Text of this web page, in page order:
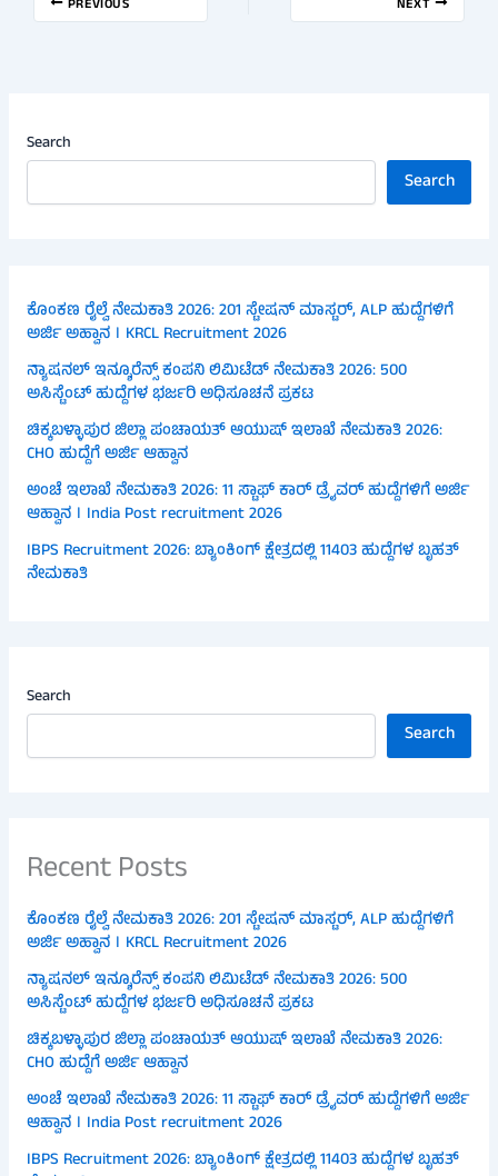
PREVIOUS NEXT
Search
Search
ಕೊಂಕಣ ರೈಲ್ವೆ ನೇಮಕಾತಿ 2026: 201 ಸ್ಟೇಷನ್ ಮಾಸ್ಟರ್, ALP ಹುದ್ದೆಗಳಿಗೆ
ಅರ್ಜಿ ಅಹ್ವಾನ । KRCL Recruitment 2026
ನ್ಯಾಷನಲ್ ಇನ್ಶೂರೆನ್ಸ್ ಕಂಪನಿ ಲಿಮಿಟೆಡ್ ನೇಮಕಾತಿ 2026: 500
ಅಸಿಸ್ಟೆಂಟ್ ಹುದ್ದೆಗಳ ಭರ್ಜರಿ ಅಧಿಸೂಚನೆ ಪ್ರಕಟ
ಚಿಕ್ಕಬಳ್ಳಾಪುರ ಜಿಲ್ಲಾ ಪಂಚಾಯತ್ ಆಯುಷ್ ಇಲಾಖೆ ನೇಮಕಾತಿ 2026:
CHO ಹುದ್ದೆಗೆ ಅರ್ಜಿ ಆಹ್ವಾನ
ಅಂಚೆ ಇಲಾಖೆ ನೇಮಕಾತಿ 2026: 11 ಸ್ಟಾಫ್ ಕಾರ್ ಡ್ರೈವರ್ ಹುದ್ದೆಗಳಿಗೆ ಅರ್ಜಿ
ಆಹ್ವಾನ । India Post recruitment 2026
IBPS Recruitment 2026: ಬ್ಯಾಂಕಿಂಗ್ ಕ್ಷೇತ್ರದಲ್ಲಿ 11403 ಹುದ್ದೆಗಳ ಬೃಹತ್
ನೇಮಕಾತಿ
Search
Search
Recent Posts
ಕೊಂಕಣ ರೈಲ್ವೆ ನೇಮಕಾತಿ 2026: 201 ಸ್ಟೇಷನ್ ಮಾಸ್ಟರ್, ALP ಹುದ್ದೆಗಳಿಗೆ
ಅರ್ಜಿ ಅಹ್ವಾನ । KRCL Recruitment 2026
ನ್ಯಾಷನಲ್ ಇನ್ಶೂರೆನ್ಸ್ ಕಂಪನಿ ಲಿಮಿಟೆಡ್ ನೇಮಕಾತಿ 2026: 500
ಅಸಿಸ್ಟೆಂಟ್ ಹುದ್ದೆಗಳ ಭರ್ಜರಿ ಅಧಿಸೂಚನೆ ಪ್ರಕಟ
ಚಿಕ್ಕಬಳ್ಳಾಪುರ ಜಿಲ್ಲಾ ಪಂಚಾಯತ್ ಆಯುಷ್ ಇಲಾಖೆ ನೇಮಕಾತಿ 2026:
CHO ಹುದ್ದೆಗೆ ಅರ್ಜಿ ಆಹ್ವಾನ
ಅಂಚೆ ಇಲಾಖೆ ನೇಮಕಾತಿ 2026: 11 ಸ್ಟಾಫ್ ಕಾರ್ ಡ್ರೈವರ್ ಹುದ್ದೆಗಳಿಗೆ ಅರ್ಜಿ
ಆಹ್ವಾನ । India Post recruitment 2026
IBPS Recruitment 2026: ಬ್ಯಾಂಕಿಂಗ್ ಕ್ಷೇತ್ರದಲ್ಲಿ 11403 ಹುದ್ದೆಗಳ ಬೃಹತ್